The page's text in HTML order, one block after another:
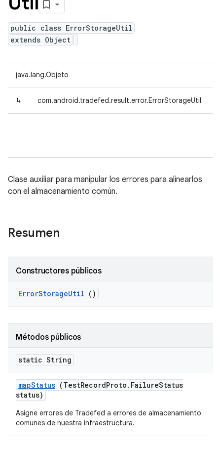
public class ErrorStorageUtil
extends Object
java.lang.Objeto
↳ com.android.tradefed.result.error.ErrorStorageUtil
Clase auxiliar para manipular los errores para alinearlos
con el almacenamiento común.
Resumen
Constructores públicos
ErrorStorageUtil ()
Métodos públicos
static String
mapStatus (TestRecordProto . FailureStatus
status)
Asigne errores de Tradefed a errores de almacenamiento
comunes de nuestra infraestructura.